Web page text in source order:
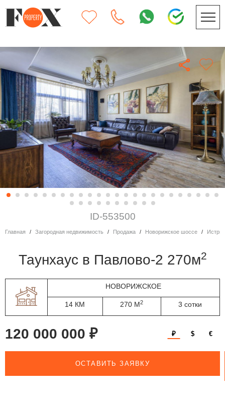
ID-553500
Главная Загородная недвижимость Продажа Новорижское шоссе
таунхаус в Павлово-2 270м2
НОВОРИЖСКОЕ
14 КМ 270 М2 3 сотки
120 000 000 ₽ ₽ $ €
ОСТАВИТЬ ЗАЯВКУ